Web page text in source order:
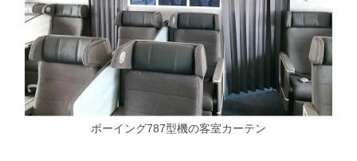
ボーイング787型機の客室カーテン